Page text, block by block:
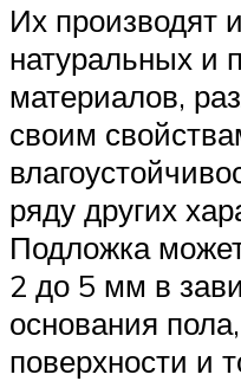
Их производят
натуральных и
материалов,
своим
ряду других
Подложка
2 до 5 мм в
основания
поверхности и